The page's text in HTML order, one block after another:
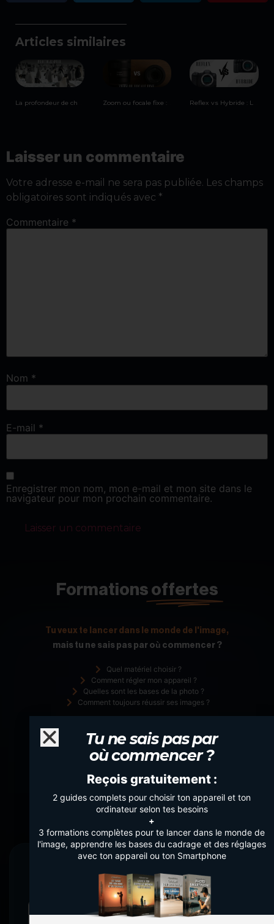
Articles similaires
Laisser un commentaire
Votre adresse e-mail ne sera pas publiée. Les champs
obligatoires sont indiqués avec *
Commentaire *
Nom *
E-mail *
Enregistrer mon nom, mon e-mail et mon site dans le
navigateur pour mon prochain commentaire.
Formations offertes
Tu veux te lancer dans le monde de l'image,
mais tu ne sais pas par où commencer ?
Quel matériel choisir ?
Comment régler mon appareil ?
Quelles sont les bases de la photo ?
Comment toujours réussir ses images ?
POUR TE LANCER EN PHOTO & VIDÉO
de vidéos + de60modules
Tu ne sais pas par
où commencer ?
Reçois gratuitement :
2 guides complets pour choisir ton appareil et ton
ordinateur selon tes besoins
+
3 formations complètes pour te lancer dans le monde de
l'image, apprendre les bases du cadrage et des réglages
avec ton appareil ou ton Smartphone